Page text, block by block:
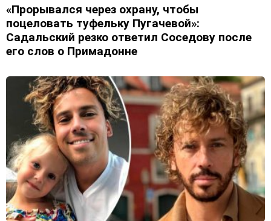
«Прорывался через охрану, чтобы
поцеловать туфельку Пугачевой»:
Садальский резко ответил Соседову после
его слов о Примадонне